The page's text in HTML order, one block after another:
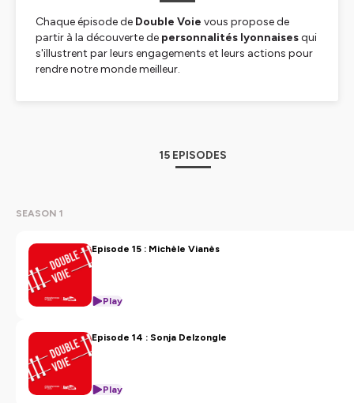
Chaque épisode de Double Voie vous propose de
partir à la découverte de personnalités lyonnaisesqui
s'illustrent par leurs engagements et leurs actions pour
rendre notre monde meilleur.
thématiques qui comptent aujourd'hui : écologie,
économie, industrie, culture, sport, engagement
Un podcast produit par
Hébergé par Ausha. Visitezausha.co/politique-de-
confidentialite
15 EPISODES
SEASON 1
Episode 15 : Michèle Vianès
Play
Episode 14 : Sonja Delzongle
Play